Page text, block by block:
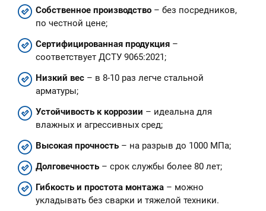
Собственное производство – без посредников,
по честной цене;
Сертифицированная продукция –
соответствует ДСТУ 9065:2021;
Низкий вес – в 8-10 раз легче стальной
арматуры;
Устойчивость к коррозии – идеальна для
влажных и агрессивных сред;
Высокая прочность – на разрыв до 1000 МПа;
Долговечность – срок службы более 80 лет;
Гибкость и простота монтажа – можно
укладывать без сварки и тяжелой техники.